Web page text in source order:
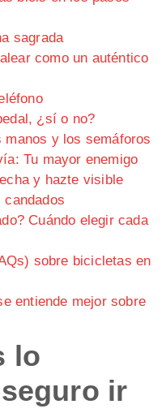
sagrada
como un auténtico
¿sí o no?
manos y los semáforos
Tu mayor enemigo
y hazte visible
Cuándo elegir cada
sobre bicicletas en
entiende mejor sobre
lo
ir